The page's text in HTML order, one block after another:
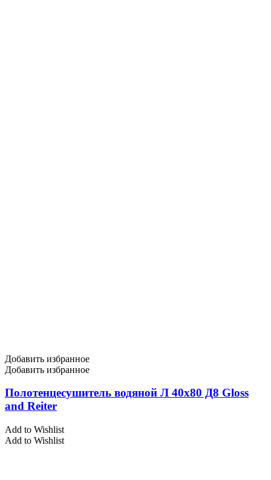
Добавить избранное
Добавить избранное
Полотенцесушитель водяной Л 40х80 Д8 Gloss
and Reiter
Add to Wishlist
Add to Wishlist